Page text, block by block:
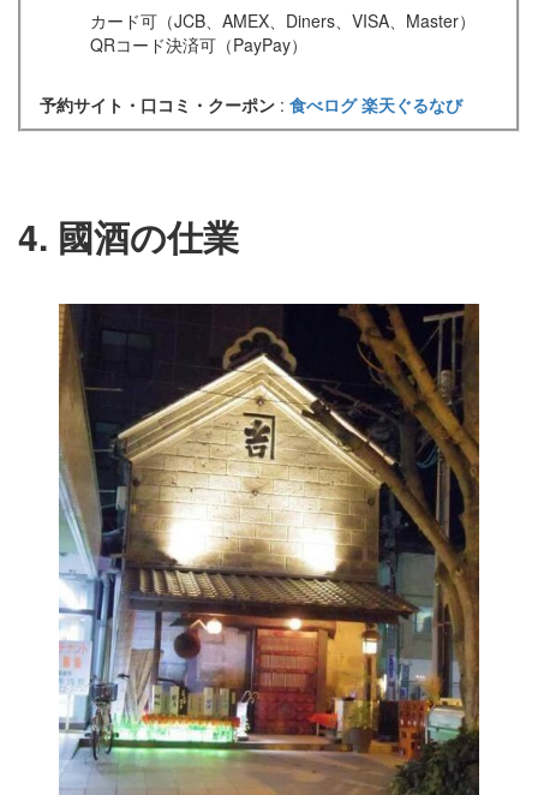
カード可（JCB、AMEX、Diners、VISA、Master）
QRコード決済可（PayPay）
予約サイト・口コミ・クーポン : 食べログ楽天ぐるなび
4. 國酒の仕業